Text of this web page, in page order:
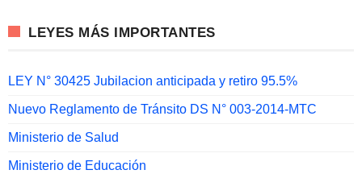
LEYES MÁS IMPORTANTES
LEY N° 30425 Jubilacion anticipada y retiro 95.5%
Nuevo Reglamento de Tránsito DS N° 003-2014-MTC
Ministerio de Salud
Ministerio de Educación